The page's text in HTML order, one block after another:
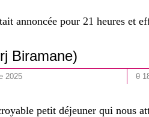
annoncée pour 21 heures et
Biramane)
2025 θ
petit déjeuner qui nous